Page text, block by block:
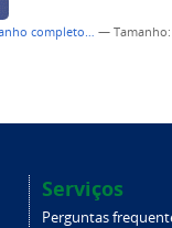
completo… — Tamanho
Serviços
Perguntas